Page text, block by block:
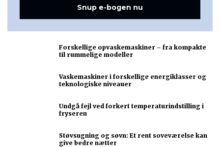
Snup e-bogen nu
Forskellige opvaskemaskiner – fra kompakte
til rummelige modeller
Vaskemaskiner i forskellige energiklasser og
teknologiske niveauer
Undgå fejl ved forkert temperaturindstilling i
fryseren
Støvsugning og søvn: Et rent soveværelse kan
give bedre nætter